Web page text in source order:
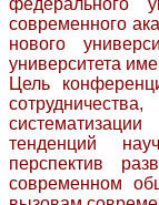
федерального
современного
нового
университета
Цель
тенденций
перспектив
современном